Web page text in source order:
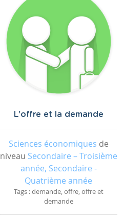
L'offre et la demande
Sciences économiques de
niveau Secondaire – Troisième
année, Secondaire -
Quatrième année
Tags : demande, offre, offre et
demande